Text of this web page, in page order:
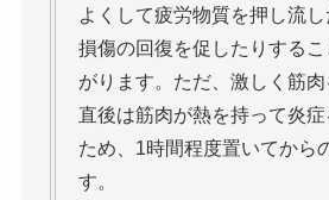
よくして疲労物質を押し流
損傷の回復を促したりする
がります。ただ、激しく筋
直後は筋肉が熱を持って炎
ため、1時間程度置いてから
す。